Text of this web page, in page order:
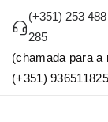
(+351) 253 488
285
(chamada para
(+351) 936511825